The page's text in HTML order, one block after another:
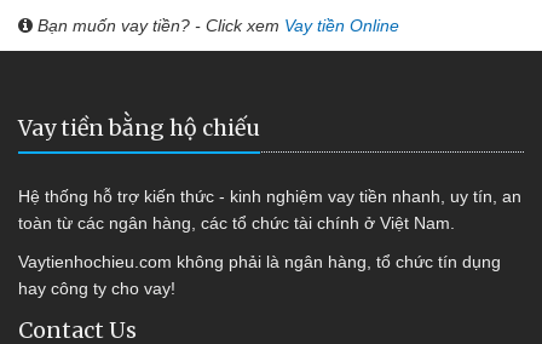
Bạn muốn vay tiền? - Click xem Vay tiền Online
Vay tiền bằng hộ chiếu
Hệ thống hỗ trợ kiến thức - kinh nghiệm vay tiền nhanh, uy tín, an
toàn từ các ngân hàng, các tổ chức tài chính ở Việt Nam.
Vaytienhochieu.com không phải là ngân hàng, tổ chức tín dụng
hay công ty cho vay!
Contact Us